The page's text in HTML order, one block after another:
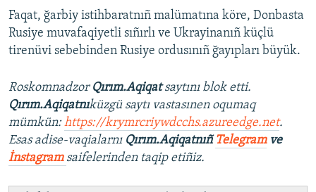
Faqat, ğarbiy istihbaratnıñ malümatına köre, Donbasta
Rusiye muvafaqiyetli sıñırlı ve Ukrayinanıñ küçlü
tirenüvi sebebinden Rusiye ordusınıñ ğayıpları büyük.
Roskomnadzor Qırım.Aqiqatsaytını blok etti.
Qırım.Aqiqatnıküzgü saytı vastasınen oqumaq
mümkün:https://krymrcriywdcchs.azureedge.net.
Esas adise-vaqialarnı Qırım.Aqiqatnıñ Telegramve
İnstagram saifelerinden taqip etiñiz.